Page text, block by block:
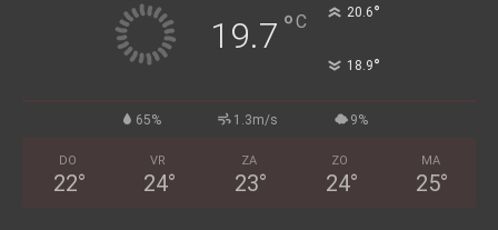
19.7 °C 20.6°
18.9°
65% 1.3m/s 9%
DO
22°
VR
24°
ZA
23°
ZO
24°
MA
25°